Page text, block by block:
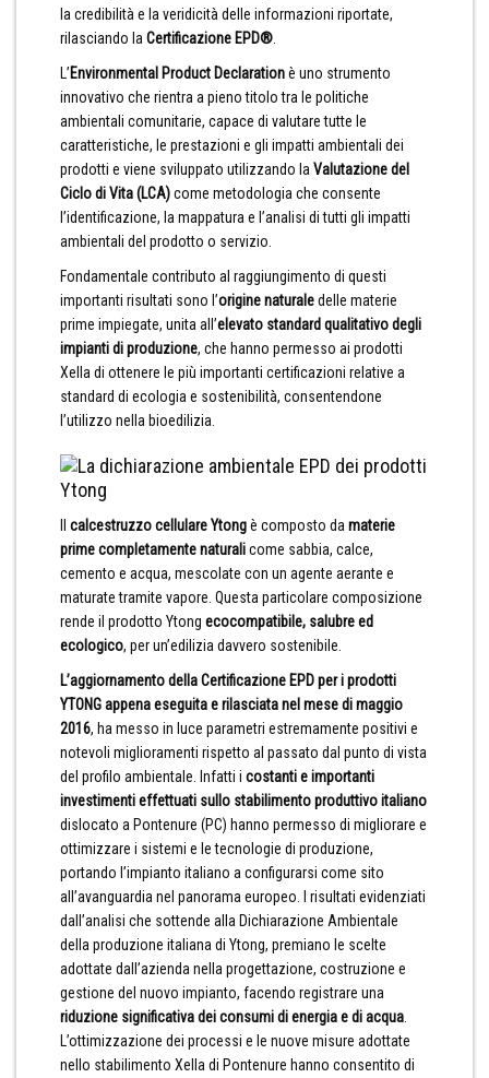
la credibilità e la veridicità delle informazioni riportate,
rilasciando la Certificazione EPD®
L’Environmental Product Declarationè uno strumento
innovativo che rientra a pieno titolo tra le politiche
ambientali comunitarie, capace di valutare tutte le
caratteristiche, le prestazioni e gli impatti ambientali dei
prodotti e viene sviluppato utilizzando la Valutazione del
Ciclo di Vita (LCA)come metodologia che consente
l’identificazione, la mappatura e l’analisi di tutti gli impatti
ambientali del prodotto o servizio.
Fondamentale contributo al raggiungimento di questi
importanti risultati sono l’origine naturaledelle materie
prime impiegate, unita all’elevato standard qualitativo degli
impianti di produzione, che hanno permesso ai prodotti
Xella di ottenere le più importanti certificazioni relative a
standard di ecologia e sostenibilità, consentendone
l’utilizzo nella bioedilizia.
calcestruzzo cellulare Ytongè composto da materie
prime completamente naturalicome sabbia, calce,
cemento e acqua, mescolate con un agente aerante e
maturate tramite vapore. Questa particolare composizione
rende il prodotto Ytong ecocompatibile, salubre ed
ecologico, per un’edilizia davvero sostenibile.
L’aggiornamento della Certificazione EPD per i prodotti
YTONG appena eseguita e rilasciata nel mese di maggio
2016, ha messo in luce parametri estremamente positivi e
notevoli miglioramenti rispetto al passato dal punto di vista
del profilo ambientale. Infatti i costanti e importanti
investimenti effettuati sullo stabilimento produttivo italiano
dislocato a Pontenure (PC) hanno permesso di migliorare e
ottimizzare i sistemi e le tecnologie di produzione,
portando l’impianto italiano a configurarsi come sito
all’avanguardia nel panorama europeo. I risultati evidenziati
dall’analisi che sottende alla Dichiarazione Ambientale
della produzione italiana di Ytong, premiano le scelte
adottate dall’azienda nella progettazione, costruzione e
gestione del nuovo impianto, facendo registrare una
riduzione significativa dei consumi di energia e di acqua
L’ottimizzazione dei processi e le nuove misure adottate
nello stabilimento Xella di Pontenure hanno consentito di